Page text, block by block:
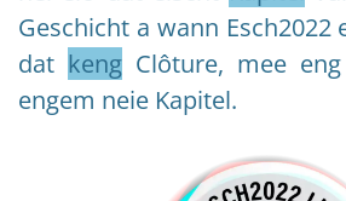
Geschicht a wann Esch2022
dat keng Clôture, mee
engem neie Kapitel.